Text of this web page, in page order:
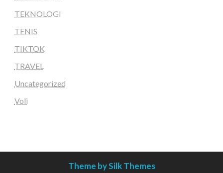
TEKNOLOGI
TENIS
TIKTOK
TRAVEL
Uncategorized
Voli
Theme by Silk Themes